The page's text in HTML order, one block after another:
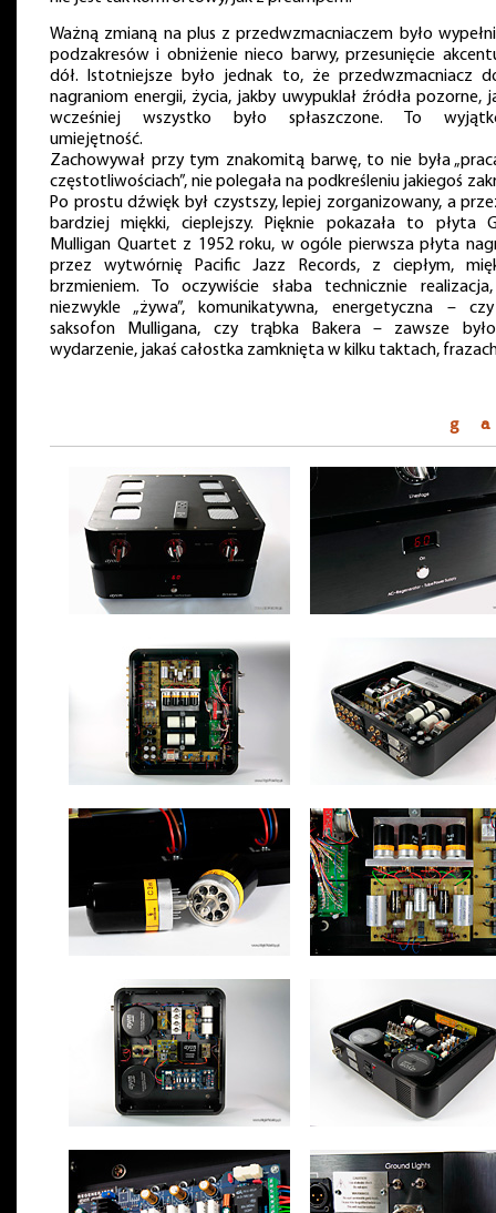
Ważną zmianą na plus z przedwzmacniaczem było
podzakresów i obniżenie nieco barwy, przesunięcie
dół. Istotniejsze było jednak to, że przedwzmacniacz
nagraniom energii, życia, jakby uwypuklał źródła pozorne,
wcześniej wszystko było spłaszczone. To
umiejętność.
Zachowywał przy tym znakomitą barwę, to nie była
częstotliwościach”, nie polegała na podkreśleniu jakiegoś
Po prostu dźwięk był czystszy, lepiej zorganizowany, a
bardziej miękki, cieplejszy. Pięknie pokazała to płyta
Mulligan Quartet z 1952 roku, w ogóle pierwsza płyta
przez wytwórnię Pacific Jazz Records, z ciepłym,
brzmieniem. To oczywiście słaba technicznie
niezwykle „żywa”, komunikatywna, energetyczna –
saksofon Mulligana, czy trąbka Bakera – zawsze
wydarzenie, jakaś całostka zamknięta w kilku taktach,
g